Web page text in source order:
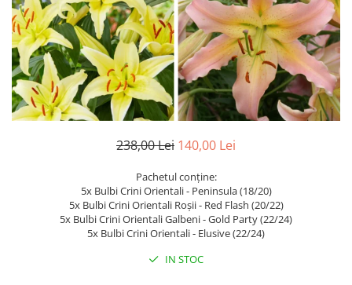
Dud
Corn
Smochin
Kaki
Mosmon
238,00 Lei 140,00 Lei
Pachetul conține:
5x Bulbi Crini Orientali - Peninsula (18/20)
5x Bulbi Crini Orientali Roșii - Red Flash (20/22)
5x Bulbi Crini Orientali Galbeni - Gold Party (22/24)
5x Bulbi Crini Orientali - Elusive (22/24)
IN STOC